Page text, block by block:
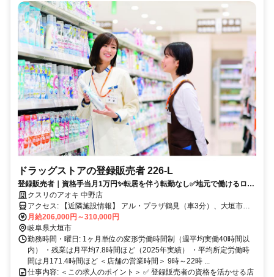
ドラッグストアの登録販売者 226-L
登録販売者｜資格手当月1万円✨転居を伴う転勤なし✅地元で働けるロー
カル社員
クスリのアオキ 中野店
アクセス: 【近隣施設情報】 アル・プラザ鶴見（車3分）、大垣市民
病院（車5分）、大垣市役所（車10分） 【近隣学校情報】 大垣女子
短期大学（車5分）
月給206,000円～310,000円
岐阜県大垣市
勤務時間・曜日: 1ヶ月単位の変形労働時間制（週平均実働40時間以
内） ・残業は月平均7.8時間ほど（2025年実績） ・平均所定労働時
間は月171.4時間ほど ＜店舗の営業時間＞ 9時～22時 ...
仕事内容: ＜この求人のポイント＞ ✅ 登録販売者の資格を活かせる店